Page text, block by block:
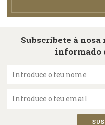
Subscríbete á
informado
Introduce o teu nome
Introduce o teu email